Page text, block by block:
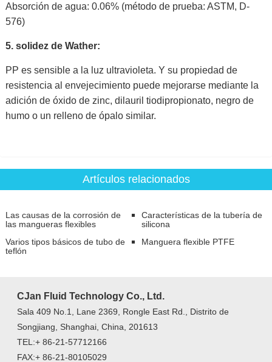
Absorción de agua: 0.06% (método de prueba: ASTM, D-
576)
5. solidez de Wather:
PP es sensible a la luz ultravioleta. Y su propiedad de
resistencia al envejecimiento puedemejorarse mediante la
adición de óxido de zinc, dilauril tiodipropionato, negro de
humo o un relleno de ópalo similar.
Artículos relacionados
Las causas de la corrosión de
las mangueras flexibles
Características de la tubería de
silicona
Varios tipos básicos de tubo de
teflón
Manguera flexible PTFE
CJan Fluid Technology Co., Ltd.
Sala 409 No.1, Lane 2369, Rongle East Rd., Distrito de
Songjiang, Shanghai, China, 201613
TEL:+ 86-21-57712166
FAX:+ 86-21-80105029